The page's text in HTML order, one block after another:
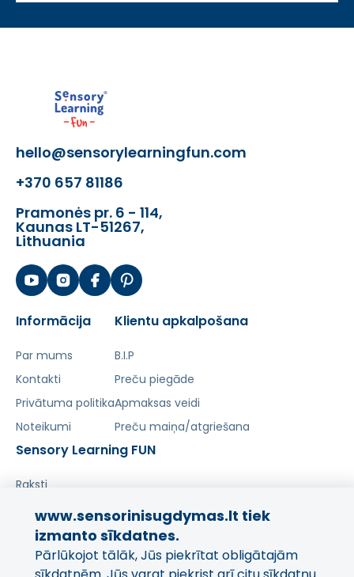
hello@sensorylearningfun.com
+370 657 81186
Pramonės pr. 6 - 114,
Kaunas LT-51267,
Lithuania
Informācija
Par mums
Kontakti
Privātuma politika
Noteikumi
Klientu apkalpošana
B.I.P
Preču piegāde
Apmaksas veidi
Preču maiņa/atgriešana
Sensory Learning FUN
Raksti
Dalieties savā pieredzē!
Jūsu viedoklis ir svarīgs mums
un citiem pircējiem.
www.sensorinisugdymas.lt tiek
izmanto sīkdatnes.
Pārlūkojot tālāk, Jūs piekrītat obligātajām